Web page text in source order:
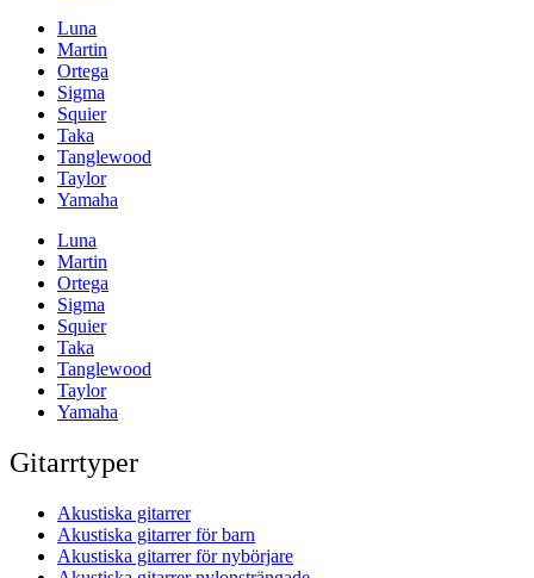
Luna
Martin
Ortega
Sigma
Squier
Taka
Tanglewood
Taylor
Yamaha
Luna
Martin
Ortega
Sigma
Squier
Taka
Tanglewood
Taylor
Yamaha
Gitarrtyper
Akustiska gitarrer
Akustiska gitarrer för barn
Akustiska gitarrer för nybörjare